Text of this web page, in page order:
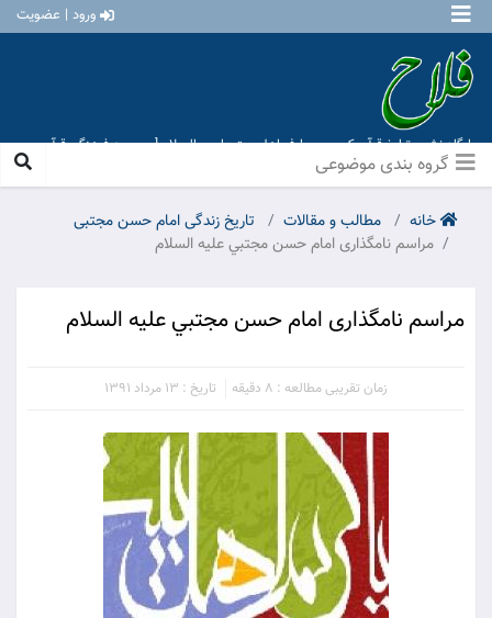
ورود | عضویت
پایگاه نشر و تبلیغ قرآن کریم و معارف اهل بیت علیهم السلام [ موسسه فرهنگی قرآن و
عترت منهاج عشق آباد ]
خانه مطالب و مقالات
تاریخ زندگی امام حسن مجتبی
مراسم نامگذارى امام حسن مجتبي عليه السلام
مراسم نامگذارى امام حسن مجتبي عليه السلام
زمان تقریبی مطالعه : 8 دقیقه تاریخ : 13 مرداد 1391